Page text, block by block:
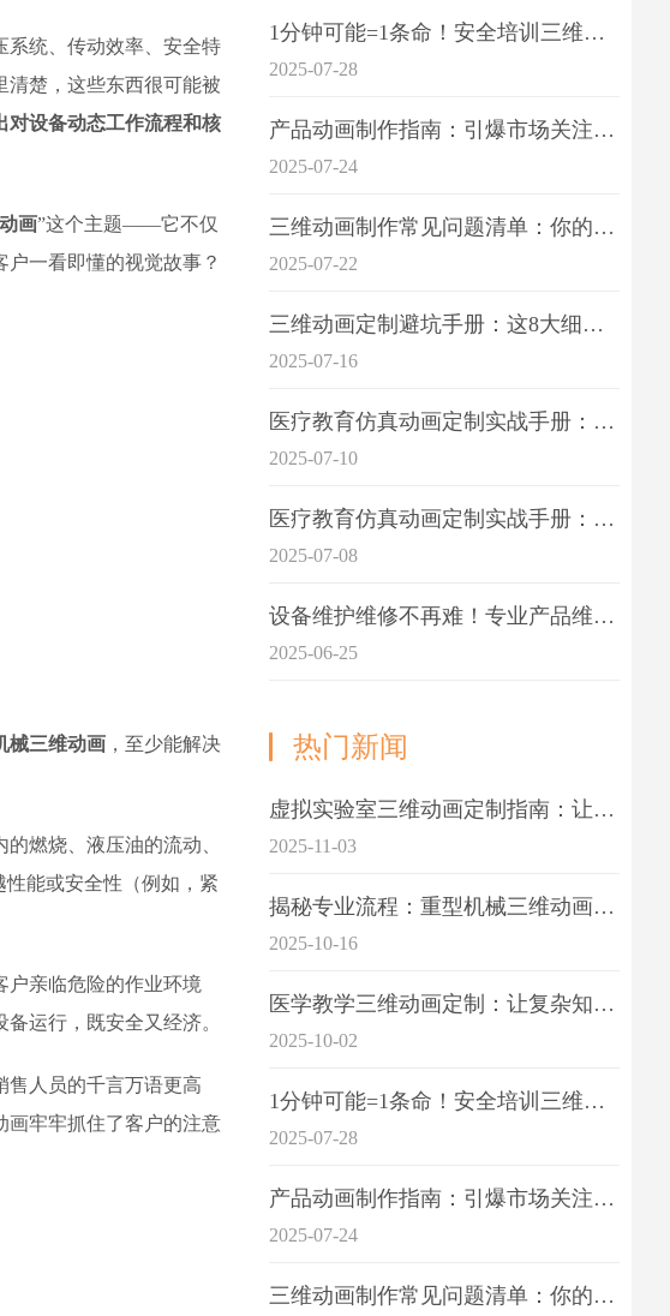
系统、传动效率、安全特
楚，这些东西很可能被
对设备动态工作流程和核
画”这个主题——它不仅
一看即懂的视觉故事？
械三维动画 ，至少能解决
燃烧、液压油的流动、
能或安全性（例如，紧
户亲临危险的作业环境
运行，既安全又经济。
售人员的千言万语更高
画牢牢抓住了客户的注意
1分钟可能=1条命！安全培训三维动画制作成本效益深度拆解
2025-07-28
产品动画制作指南：引爆市场关注的视觉引擎
2025-07-24
三维动画制作常见问题清单：你的项目是否踩中这6大技术雷区？
2025-07-22
三维动画定制避坑手册：这8大细节重点关注
2025-07-16
医疗教育仿真动画定制实战手册：击破传统医学教育7大痛点
2025-07-10
医疗教育仿真动画定制实战手册：解决传统教学的7大痛点
2025-07-08
设备维护维修不再难！专业产品维护三维动画演示定制指南
2025-06-25
热门新闻
虚拟实验室三维动画定制指南：让科学教学更生动
2025-11-03
揭秘专业流程：重型机械三维动画制作的5大关键步骤
2025-10-16
医学教学三维动画定制：让复杂知识一目了
2025-10-02
1分钟可能=1条命！安全培训三维动画制作成本效益深度拆解
2025-07-28
产品动画制作指南：引爆市场关注的视觉引擎
2025-07-24
三维动画制作常见问题清单：你的项目是否踩中这6大技术雷区？